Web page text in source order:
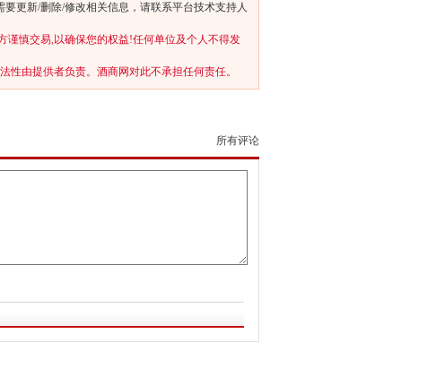
更新/删除/修改相关信息，请联系平台技术支持人
谨慎交易,以确保您的权益!任何单位及个人不得发
性由提供者负责。酒商网对此不承担任何责任。
所有评论